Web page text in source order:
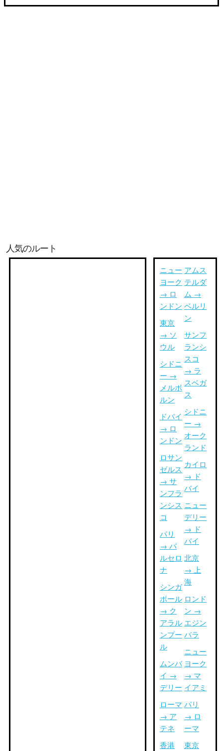
人気のルート
ニュー
ヨーク
→ ロ
ンドン
東京
→ ソ
ウル
シドニ
ー →
メルボ
ルン
ドバイ
→ ロ
ンドン
ロサン
ゼルス
→ サ
ンフラ
ンシス
コ
パリ
→ バ
ルセロ
ナ
シンガ
ポール
→ ク
アラル
ンプー
ル
ムンバ
イ →
デリー
ローマ
→ ア
テネ
香港
アムス
テルダ
ム →
ベルリ
ン
サンフ
ランシ
スコ
→ ラ
スベガ
ス
シドニ
ー →
オーク
ランド
カイロ
→ ド
バイ
ニュー
デリー
→ ド
バイ
北京
→ 上
海
ロンド
ン →
エジン
バラ
ニュー
ヨーク
→ マ
イアミ
パリ
→ ロ
ーマ
東京